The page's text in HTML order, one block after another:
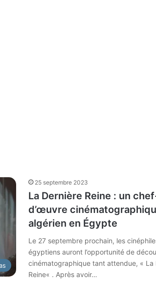
25 septembre 2023
La Dernière Reine : un
d’œuvre
algérien en Égypte
Le 27 septembre prochain, les
égyptiens auront l’opportunité de
cinématographique tant attendue, « La
Reine« . Après avoir…